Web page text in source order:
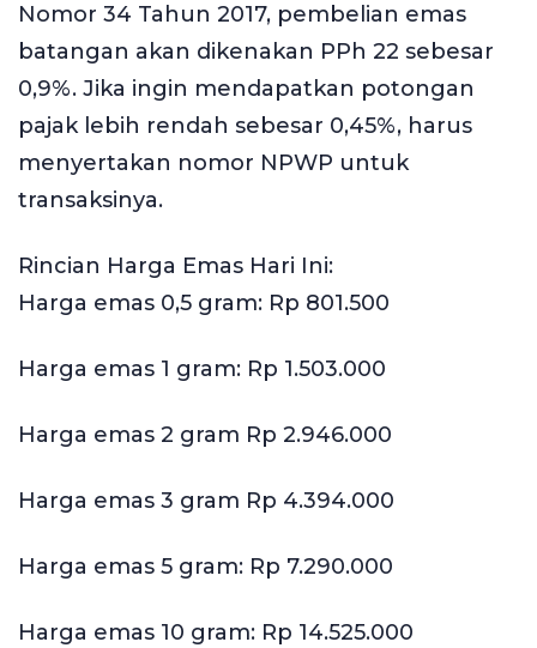
Nomor 34 Tahun 2017, pembelian emas
batangan akan dikenakan PPh 22 sebesar
0,9%. Jika ingin mendapatkan potongan
pajak lebih rendah sebesar 0,45%, harus
menyertakan nomor NPWP untuk
transaksinya.
Rincian Harga Emas Hari Ini:
Harga emas 0,5 gram: Rp 801.500
Harga emas 1 gram: Rp 1.503.000
Harga emas 2 gram Rp 2.946.000
Harga emas 3 gram Rp 4.394.000
Harga emas 5 gram: Rp 7.290.000
Harga emas 10 gram: Rp 14.525.000